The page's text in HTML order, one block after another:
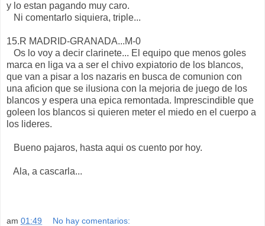
y lo estan pagando muy caro.
Ni comentarlo siquiera, triple...
15.R MADRID-GRANADA...M-0
Os lo voy a decir clarinete... El equipo que menos goles
marca en liga va a ser el chivo expiatorio de los blancos,
que van a pisar a los nazaris en busca de comunion con
una aficion que se ilusiona con la mejoria de juego de los
blancos y espera una epica remontada. Imprescindible que
goleen los blancos si quieren meter el miedo en el cuerpo a
los lideres.
Bueno pajaros, hasta aqui os cuento por hoy.
Ala, a cascarla...
am 01:49 No hay comentarios: